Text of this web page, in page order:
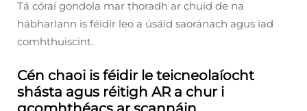
Tá córaí gondola mar thoradh ar chuid de na
hábharlann is féidir leo a úsáid saoránach agus iad
comhthuiscint.
Cén chaoi is féidir le teicneolaíocht
shásta agus réitigh AR a chur i